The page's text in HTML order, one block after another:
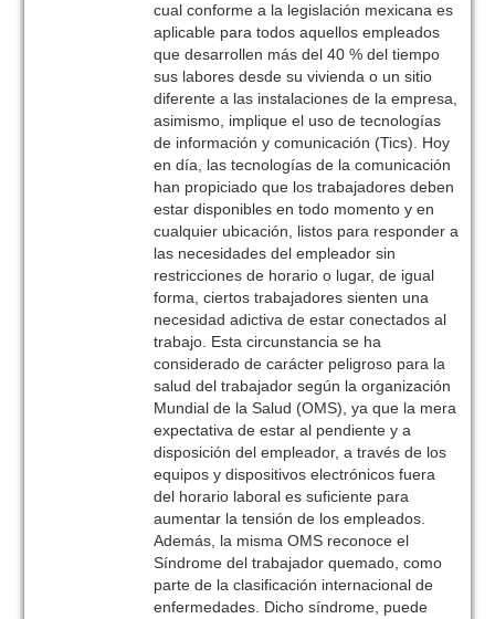
cual conforme a la legislación mexicana es
aplicable para todos aquellos empleados
que desarrollen más del 40 % del tiempo
sus labores desde su vivienda o un sitio
diferente a las instalaciones de la empresa,
asimismo, implique el uso de tecnologías
de información y comunicación (Tics). Hoy
en día, las tecnologías de la comunicación
han propiciado que los trabajadores deben
estar disponibles en todo momento y en
cualquier ubicación, listos para responder a
las necesidades del empleador sin
restricciones de horario o lugar, de igual
forma, ciertos trabajadores sienten una
necesidad adictiva de estar conectados al
trabajo. Esta circunstancia se ha
considerado de carácter peligroso para la
salud del trabajador según la organización
Mundial de la Salud (OMS), ya que la mera
expectativa de estar al pendiente y a
disposición del empleador, a través de los
equipos y dispositivos electrónicos fuera
del horario laboral es suficiente para
aumentar la tensión de los empleados.
Además, la misma OMS reconoce el
Síndrome del trabajador quemado, como
parte de la clasificación internacional de
enfermedades. Dicho síndrome, puede